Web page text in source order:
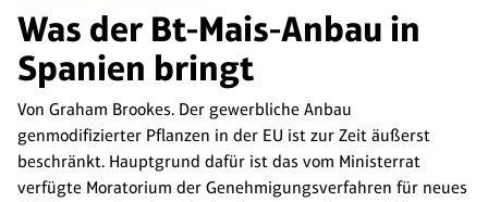
Was der Bt-Mais-Anbau in
Spanien bringt
Von Graham Brookes. Der gewerbliche Anbau
genmodifizierter Pflanzen in der EU ist zur Zeit äußerst
beschränkt. Hauptgrund dafür ist das vom Ministerrat
verfügte Moratorium der Genehmigungsverfahren für neues